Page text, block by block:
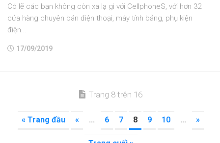
Có lẽ các bạn không còn xa lạ gì với CellphoneS, với hơn 32
cửa hàng chuyên bán điện thoại, máy tính bảng, phụ kiện
điện...
17/09/2019
Trang 8 trên 16
« Trang đầu « ... 6 7 8 9 10 ... »